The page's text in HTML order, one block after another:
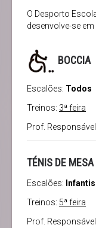
O Desporto
desenvolve-se
BOCCIA
Escalões: Todos
Treinos: 3ª feira
Prof.
TÉNIS DE MESA
Escalões:
Treinos: 5ª feira
Prof.